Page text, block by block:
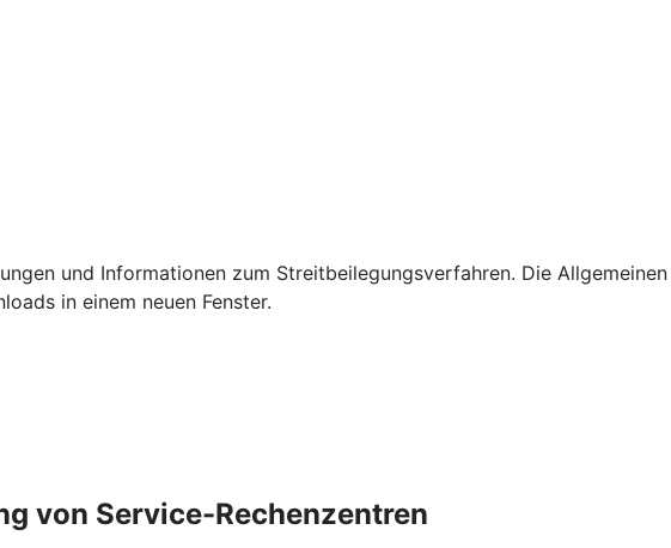
und Informationen zum Streitbeilegungsverfahren. Die Allgemeinen
in einem neuen Fenster.
von Service-Rechenzentren